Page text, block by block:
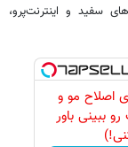
سفید و اینترنت‌پرو،
اصلاح مو و
ببینی باور